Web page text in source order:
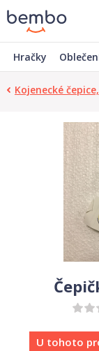
Hračky
Kojenecké
U tohoto